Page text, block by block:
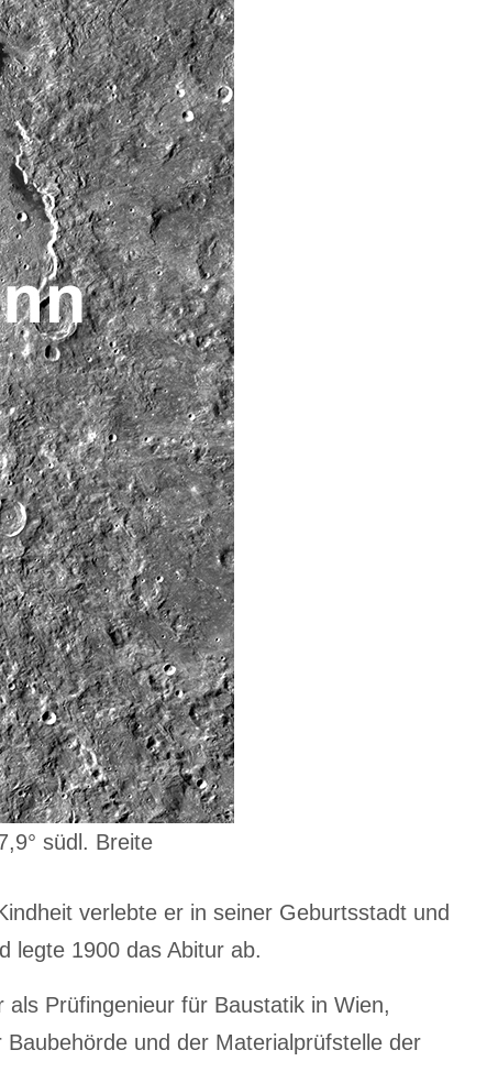
südl. Breite
verlebte er in seiner Geburtsstadt und
legte 1900 das Abitur ab.
Prüfingenieur für Baustatik in Wien,
und der Materialprüfstelle der